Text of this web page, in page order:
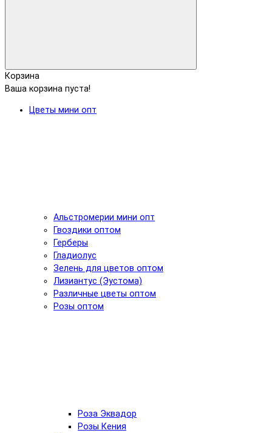
Корзина
Ваша корзина пуста!
Цветы мини опт
Альстромерии мини опт
Гвоздики оптом
Герберы
Гладиолус
Зелень для цветов оптом
Лизиантус (Эустома)
Различные цветы оптом
Розы оптом
Роза Эквадор
Розы Кения